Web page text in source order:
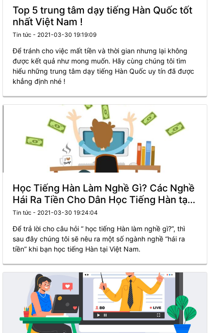
Top 5 trung tâm dạy tiếng Hàn Quốc tốt
nhất Việt Nam !
Tin tức - 2021-03-30 19:19:09
Để tránh cho việc mất tiền và thời gian nhưng lại không
được kết quả như mong muốn. Hãy cùng chúng tôi tìm
hiểu những trung tâm dạy tiếng Hàn Quốc uy tín đã được
khẳng định nhé !
Học Tiếng Hàn Làm Nghề Gì? Các Nghề
Hái Ra Tiền Cho Dân Học Tiếng Hàn tại
Việt Nam.
Tin tức - 2021-03-30 19:24:04
Để trả lời cho câu hỏi “ học tiếng Hàn làm nghề gì?”, thì
sau đây chúng tôi sẽ nêu ra một số ngành nghề “hái ra
tiền” khi bạn học tiếng Hàn tại Việt Nam.